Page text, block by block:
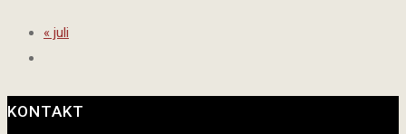
« juli
KONTAKT